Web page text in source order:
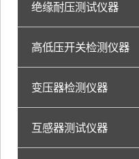
绝缘耐压测试仪器
高低压开关检测仪器
变压器检测仪器
互感器测试仪器